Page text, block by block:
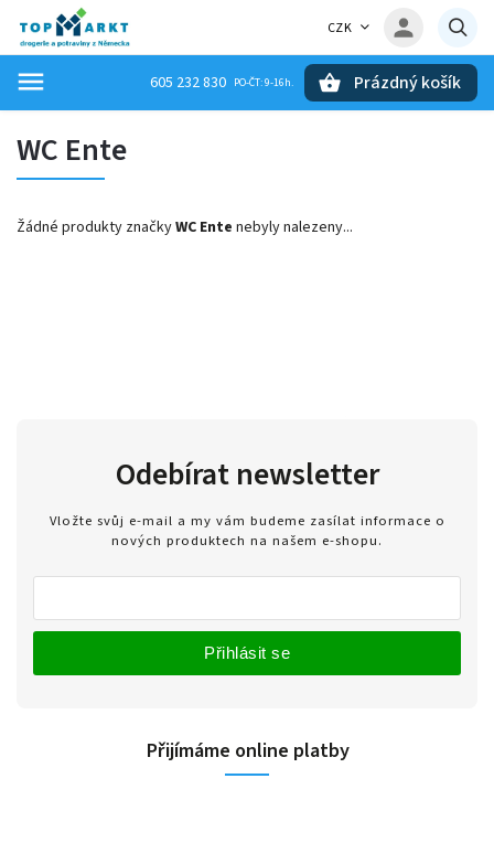
CZK
605 232 830 Prázdný košík
WC Ente
Žádné produkty značkyWC Ente nebyly nalezeny...
Odebírat newsletter
Vložte svůj e-mail a my vám budeme zasílat informace o
nových produktech na našem e-shopu.
Přihlásit se
Přijímáme online platby